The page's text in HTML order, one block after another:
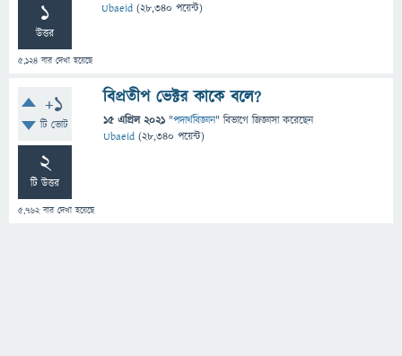
1
উত্তর
5,124 বার দেখা হয়েছে
Ubaeid (28,340 পয়েন্ট)
+1
টি ভোট
2
টি উত্তর
5,762বার দেখা হয়েছে
বিপ্রতীপ ভেক্টর কাকে বলে?
15 এপ্রিল 2021 "পদার্থবিজ্ঞান" বিভাগে জিজ্ঞাসাকরেছেন
Ubaeid (28,340 পয়েন্ট)